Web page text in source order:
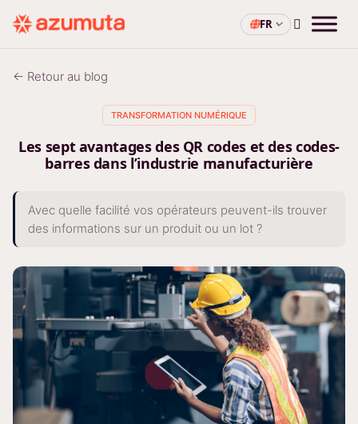
FR
← Retour au blog
TRANSFORMATION NUMÉRIQUE
Les sept avantages des QR codes et des codes-
barres dans l’industrie manufacturière
Avec quelle facilité vos opérateurs peuvent-ils trouver
des informations sur un produit ou un lot ?